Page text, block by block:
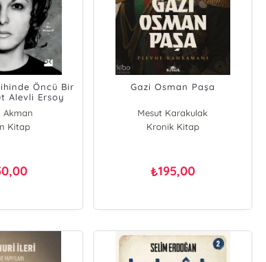
Öncü Bir
Alevli Ersoy
Akman
Kitap
Gazi Osman Paşa
Mesut Karakulak
Kronik Kitap
₺195,00